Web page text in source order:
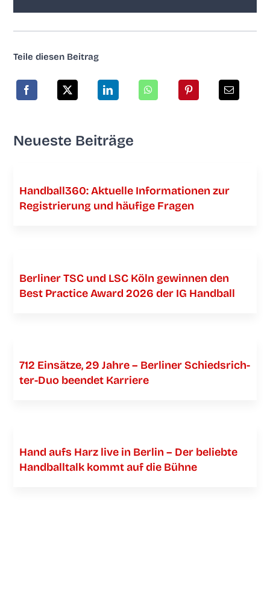
Tei­le die­sen Beitrag
Neu­es­te Beiträge
Handball360: Aktu­el­le Infor­ma­tio­nen zur
Regis­trie­rung und häu­fi­ge Fragen
Ber­li­ner TSC und LSC Köln gewin­nen den
Best Prac­ti­ce Award 2026 der IG Handball
712 Ein­sät­ze, 29 Jah­re – Ber­li­ner Schieds­­­rich­­­
ter-Duo been­det Karriere
Hand aufs Harz live in Ber­lin – Der belieb­te
Hand­ball­talk kommt auf die Bühne